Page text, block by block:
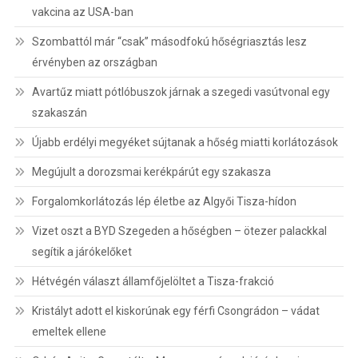
vakcina az USA-ban
Szombattól már “csak” másodfokú hőségriasztás lesz
érvényben az országban
Avartűz miatt pótlóbuszok járnak a szegedi vasútvonal egy
szakaszán
Újabb erdélyi megyéket sújtanak a hőség miatti korlátozások
Megújult a dorozsmai kerékpárút egy szakasza
Forgalomkorlátozás lép életbe az Algyői Tisza-hídon
Vizet oszt a BYD Szegeden a hőségben – ötezer palackkal
segítik a járókelőket
Hétvégén választ államfőjelöltet a Tisza-frakció
Kristályt adott el kiskorúnak egy férfi Csongrádon – vádat
emeltek ellene